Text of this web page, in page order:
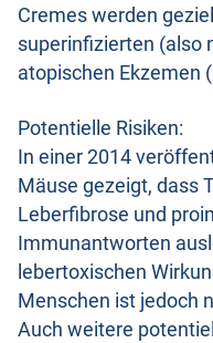
Cremes werden
superinfizierten (also
atopischen Ekzemen
Potentielle Risiken:
In einer 2014
Mäuse gezeigt, dass
Leberfibrose und
Immunantworten
lebertoxischen
Menschen ist jedoch
Auch weitere